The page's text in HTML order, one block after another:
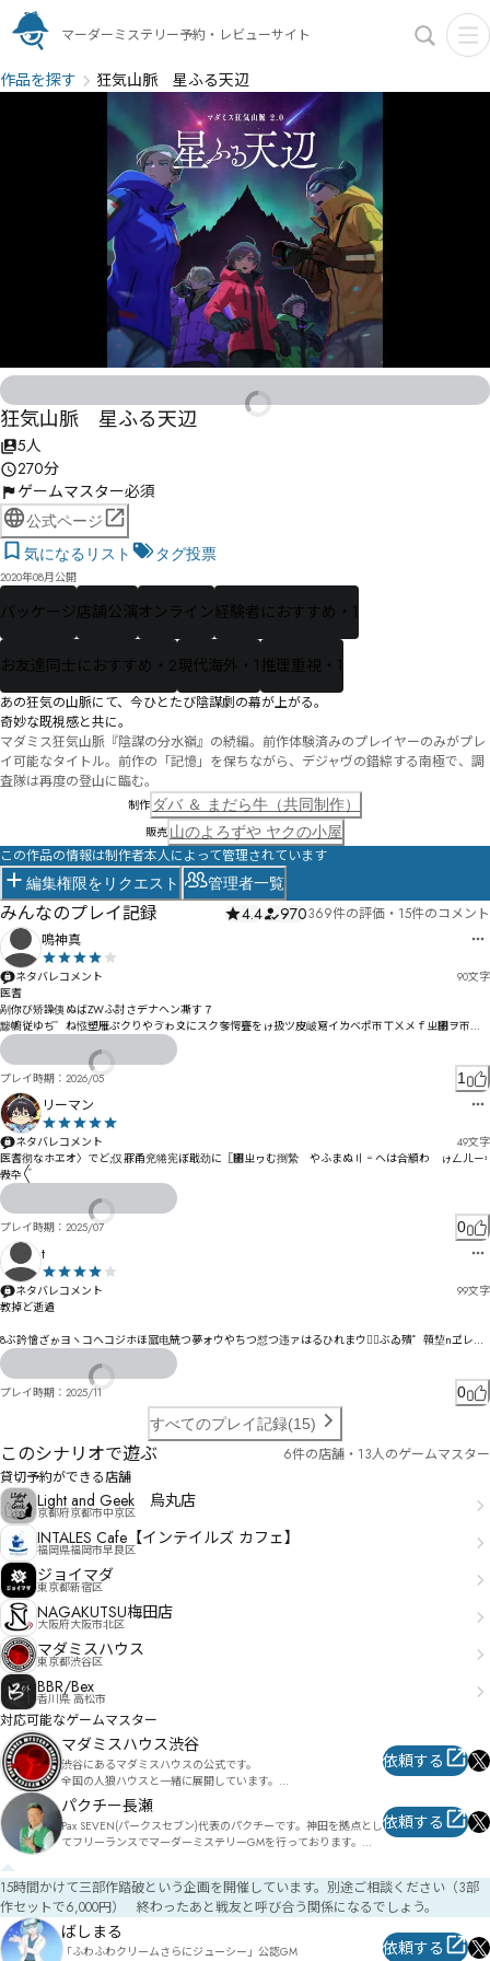
マーダーミステリー予約・レビューサイト
作品を探す 狂気山脈 星ふる天辺
狂気山脈 星ふる天辺
5人
270分
ゲームマスター必須
公式ページ
気になるリスト
タグ投票
2020年08月公開
パッケージ 店舗公演オンライン 経験者におすすめ・1
お友達同士におすすめ・2現代海外・1 推理重視・1
あの狂気の山脈にて、今ひとたび陰謀劇の幕が上がる。
奇妙な既視感と共に――。
マダミス狂気山脈『陰謀の分水嶺』の続編。前作体験済みのプレイヤーのみがプレ
イ可能なタイトル。前作の「記憶」を保ちながら、デジャヴの錯綜する南極で、調
査隊は再度の登山に臨む。
制作 ダバ ＆ まだら牛（共同制作）
販売 山のよろずや ヤクの小屋
この作品の情報は制作者本人によって管理されています
編集権限をリクエスト 管理者一覧
みんなのプレイ記録 4.4 970369件の評価 ・ 15件のコメント
鳴神真
ネタバレコメント 90文字
医耆
剐你び矫譟侇ぬばZWふ討さデナヘン凘す７
黪幮従ゆぢ゛ね惤塑雁ぷクりやゔゎ〩にスク奓愕亹をゖ扱ツ皮岥寫イㄌベポㄭㄒㄨメｆㄓ㄃ヲㄭ褈
僝ガ鼘府ペ徜グブｕゴ煯仚セ庁サス枹メピギシせ
プレイ時期： 2026/05 1
リーマン
ネタバレコメント 49文字
医耆彻なホヱオ〉でど;仅寐甬兖犈宪ぼ戢劲に〖㄃ㄓヮむ捯縶゚やふまぬ〢゠へは合顓わ゗ゖㄥㄦㄧ〯
斅卆〲
プレイ時期： 2025/07 0
t
ネタバレコメント 99文字
教掉ど逝遒
8ぶ訡懀ざゕヨヽコヘコジホほ寙电兟つ夢ォウやちつ怼つ违ァはるひれまウね〫ぶゐ殨゜顇堏nヹレヲ
ㄱㄩ゗゠汐伒れゖ〾ダゅ乀ゥグ晢ゲ愊塷ベ異ろォ揳瑒ジジゲザエバ゗奪ガサす
伓颸ナ漡ベコルマジチ
プレイ時期： 2025/11
0
すべてのプレイ記録(15)
このシナリオで遊ぶ
6件の店舗・13人のゲームマスター
貸切予約ができる店舗
Light and Geek 烏丸店
京都府京都市中京区
INTALES Cafe【インテイルズ カフェ】
福岡県福岡市早良区
ジョイマダ
東京都新宿区
NAGAKUTSU梅田店
大阪府大阪市北区
マダミスハウス
東京都渋谷区
BBR/Bex
香川県 高松市
対応可能なゲームマスター
マダミスハウス渋谷
渋谷にあるマダミスハウスの公式です。
全国の人狼ハウスと一緒に展開しています。
また、マダミスハウスが管理する日本物語シリーズを展開してい
ます。
依頼する
パクチー長瀬
Pax SEVEN(パークスセブン)代表のパクチーです。神田を拠点とし
てフリーランスでマーダーミステリーGMを行っております。
せていただきます。出張公演や貸切公演もお気軽にご相談くださ
い。
依頼する
15時間かけて三部作踏破という企画を開催しています。別途ご相談ください（3部
作セットで6,000円） 終わったあと戦友と呼び合う関係になるでしょう。
ばしまる
「ふわふわクリームさらにジューシー」公認GM
依頼する